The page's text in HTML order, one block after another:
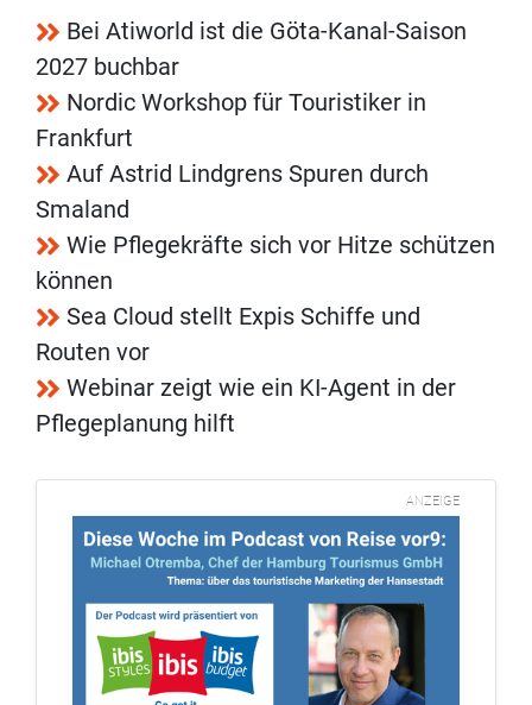
Bei Atiworld ist die Göta-Kanal-Saison
2027 buchbar
Nordic Workshop für Touristiker in
Frankfurt
Auf Astrid Lindgrens Spuren durch
Smaland
Wie Pflegekräfte sich vor Hitze schützen
können
Sea Cloud stellt Expis Schiffe und
Routen vor
Webinar zeigt wie ein KI-Agent in der
Pflegeplanung hilft
ANZEIGE